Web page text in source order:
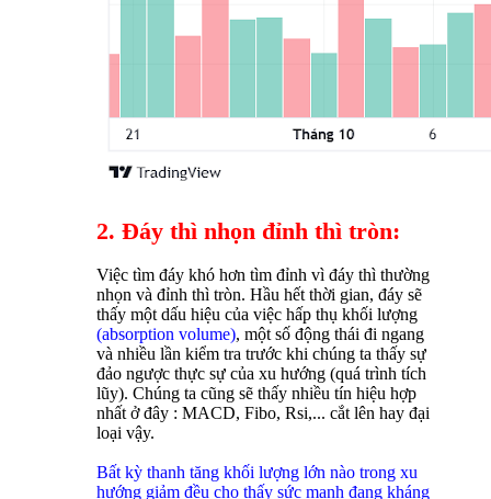
2. Đáy thì nhọn đỉnh thì tròn:
Việc tìm đáy khó hơn tìm đỉnh vì đáy thì thường
nhọn và đỉnh thì tròn. Hầu hết thời gian, đáy sẽ
thấy một dấu hiệu của việc hấp thụ khối lượng
(absorption volume), một số động thái đi ngang
và nhiều lần kiểm tra trước khi chúng ta thấy sự
đảo ngược thực sự của xu hướng (quá trình tích
lũy). Chúng ta cũng sẽ thấy nhiều tín hiệu hợp
nhất ở đây : MACD, Fibo, Rsi,... cắt lên hay đại
loại vậy.
Bất kỳ thanh tăng khối lượng lớn nào trong xu
hướng giảm đều cho thấy sức mạnh đang kháng